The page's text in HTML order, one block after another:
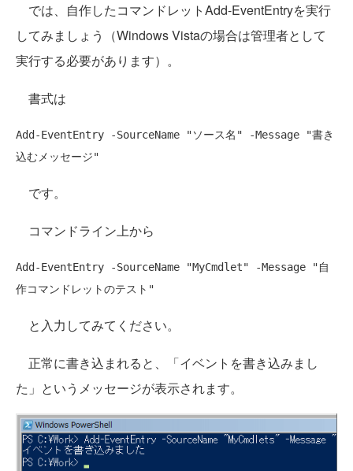
では、自作したコマンドレットAdd-EventEntryを実行
してみましょう（Windows Vistaの場合は管理者として
実行する必要があります）。
書式は
Add-EventEntry -SourceName "ソース名" -Message
"書き
込むメッセージ"
です。
コマンドライン上から
Add-EventEntry -SourceName "MyCmdlet" -Message
"自
作コマンドレットのテスト"
と入力してみてください。
正常に書き込まれると、「イベントを書き込みまし
た」というメッセージが表示されます。